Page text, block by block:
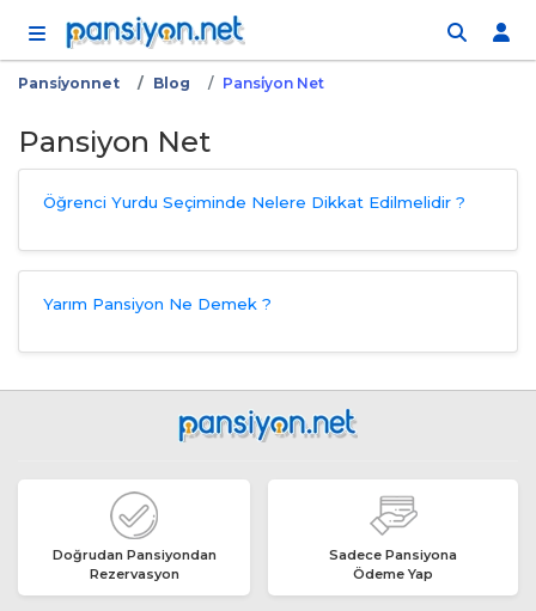
Pansi̇yonnet Blog Pansi̇yon Net
Pansiyon Net
Öğrenci Yurdu Seçiminde Nelere Dikkat Edilmelidir ?
Yarım Pansiyon Ne Demek ?
Doğrudan Pansiyondan
Rezervasyon
Sadece Pansiyona
Ödeme Yap